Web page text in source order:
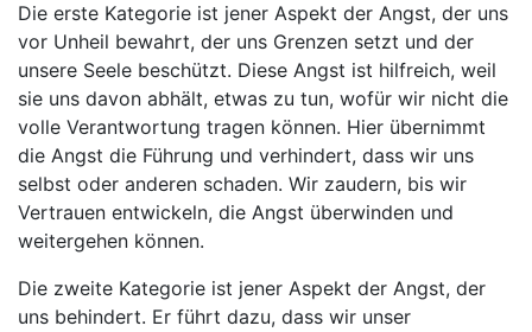
Die erste Kategorie ist jener Aspekt der Angst, der uns
vor Unheil bewahrt, der uns Grenzen setzt und der
unsere Seele beschützt. Diese Angst ist hilfreich, weil
sie uns davon abhält, etwas zu tun, wofür wir nicht die
volle Verantwortung tragen können. Hier übernimmt
die Angst die Führung und verhindert, dass wir uns
selbst oder anderen schaden. Wir zaudern, bis wir
Vertrauen entwickeln, die Angst überwinden und
weitergehen können.
Die zweite Kategorie ist jener Aspekt der Angst, der
uns behindert. Er führt dazu, dass wir unser